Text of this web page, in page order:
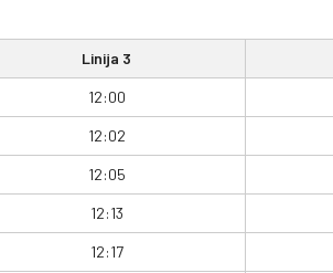
Linija 3
12:00
12:02
12:05
12:13
12:17